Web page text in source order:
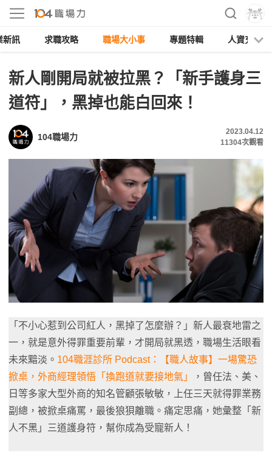
新訊 求職攻略 職場大小事 專題特輯 人資充電
新人剛開局就被拉黑？「新手護身三
道符」，黑掉也能白回來！
104職場力
2023.04.12
11304次觀看
「不小心惹到公司紅人，黑掉了怎麼辦？」新人最衰地雷之
一，就是意外得罪重要前輩，才開局就黑透，職場生活眼看
未來黯淡。 104職涯診所 Podcast：【職人故事】一場驚恐
掀桌，外商經理領悟「換跑道就要接地氣」
，曾任法、美、
日等多家大型外商的知名管顧張敏敏，上任三天就得罪業務
副總，被掀桌痛罵，最後狼狽離職。痛定思痛，她彙整「新
人不黑」三道護身符，幫你成為受寵新人！